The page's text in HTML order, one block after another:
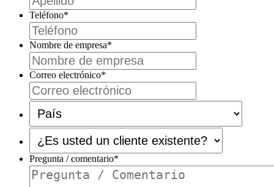
Teléfono*
Nombre de empresa*
Correo electrónico*
País*
¿Es
usted
un
cliente
existente?
*
Pregunta / comentario*